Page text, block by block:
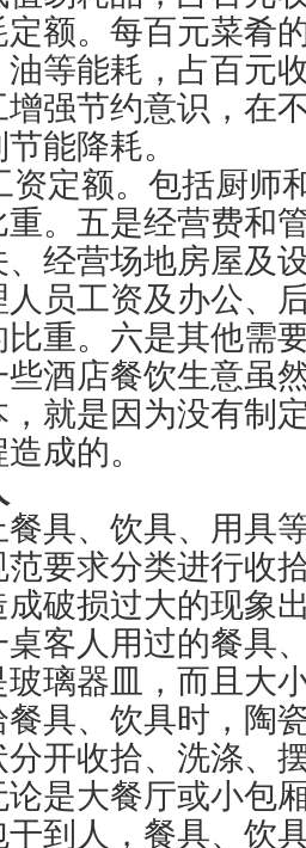
定额。每百元菜肴
等能耗，占百元
增强节约意识，在
能降耗。
资定额。包括厨师
。五是经营费和
经营场地房屋及
员工资及办公、
重。六是其他需
酒店餐饮生意虽
就是因为没有制
成的。
、饮具、用具等
范要求分类进行收
破损过大的现象
客人用过的餐具
璃器皿，而且大
餐具、饮具时，陶
开收拾、洗涤、
是大餐厅或小包
到人，餐具、饮